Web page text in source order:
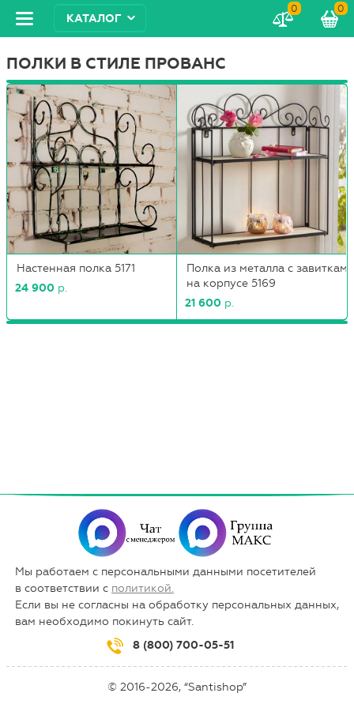
КАТАЛОГ
0 0
ПОЛКИ В СТИЛЕ ПРОВАНС
Настенная полка 5171
24 900 р.
Полка из металла с завитками
на корпусе 5169
21 600 р.
© 2016-2026, “Santishop”
Мы работаем с персональными данными посетителей
в соответствии с политикой.
Если вы не согласны на обработку персональных данных,
вам необходимо покинуть сайт.
8 (800) 700-05-51